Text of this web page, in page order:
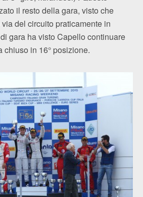
il resto della gara, visto che
del circuito praticamente in
gara ha visto Capello continuare
chiuso in 16° posizione.